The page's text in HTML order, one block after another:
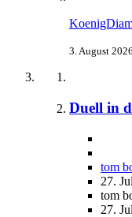
3. August
Duell in
tom
27.
tom
27.